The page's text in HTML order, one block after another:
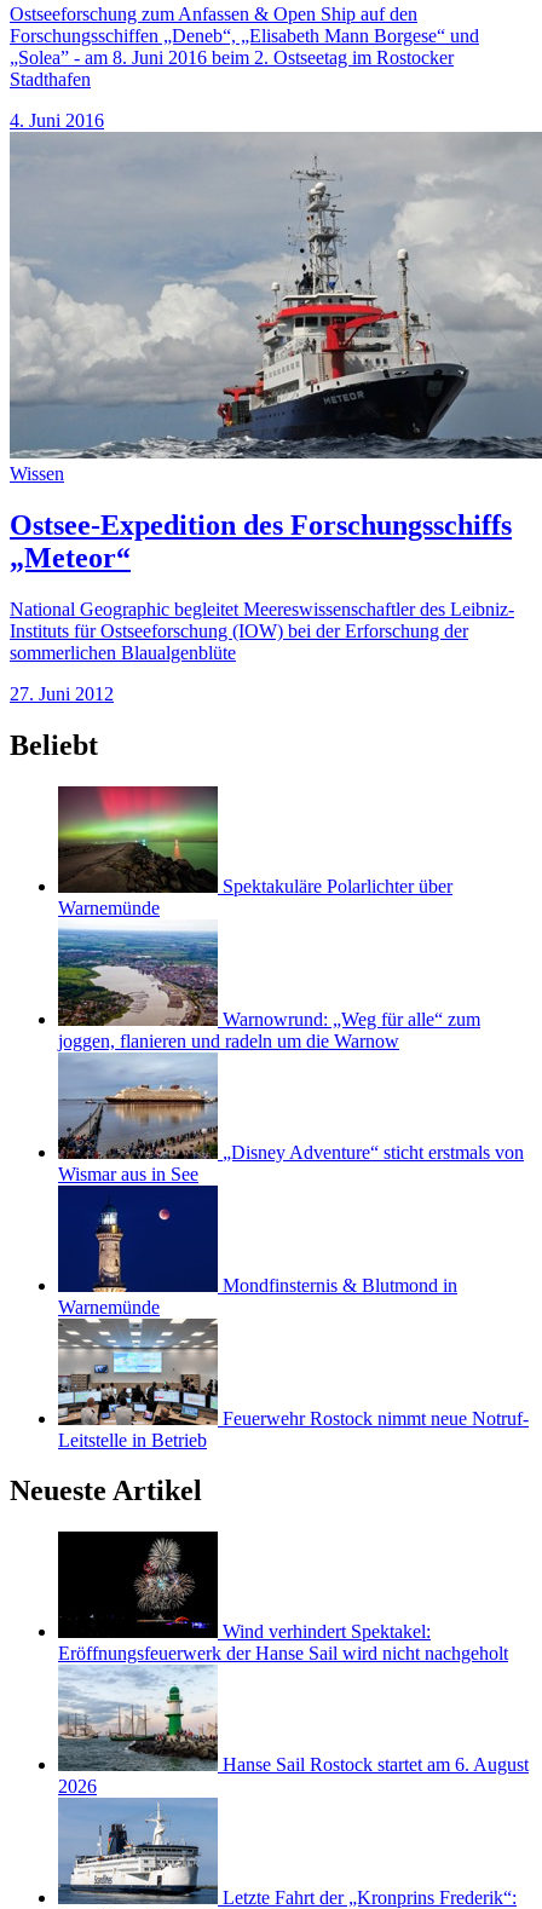
Ostseeforschung zum Anfassen & Open Ship auf den
Forschungsschiffen „Deneb“, „Elisabeth Mann Borgese“ und
„Solea” - am 8. Juni 2016 beim 2. Ostseetag im Rostocker
Stadthafen
4. Juni 2016
Wissen
Ostsee-Expedition des Forschungsschiffs
„Meteor“
National Geographic begleitet Meereswissenschaftler des Leibniz-
Instituts für Ostseeforschung (IOW) bei der Erforschung der
sommerlichen Blaualgenblüte
27. Juni 2012
Beliebt
Spektakuläre Polarlichter über
Warnemünde
Warnowrund: „Weg für alle“ zum
joggen, flanieren und radeln um die Warnow
„Disney Adventure“ sticht erstmals von
Wismar aus in See
Mondfinsternis & Blutmond in
Warnemünde
Feuerwehr Rostock nimmt neue Notruf-
Leitstelle in Betrieb
Neueste Artikel
Wind verhindert Spektakel:
Eröffnungsfeuerwerk der Hanse Sail wird nicht nachgeholt
Hanse Sail Rostock startet am 6. August
2026
Letzte Fahrt der „Kronprins Frederik“: